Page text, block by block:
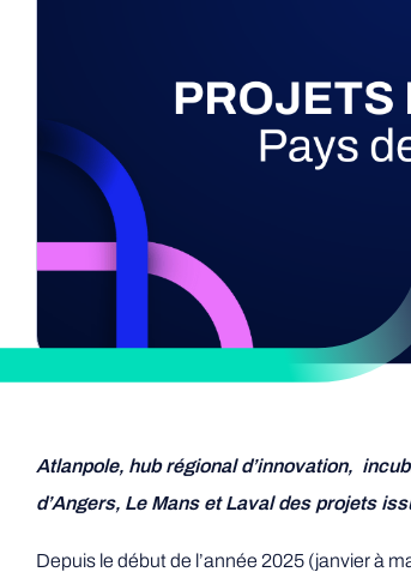
Atlanpole, hub régional d’innovation,
d’Angers, Le Mans et Laval des projets
Depuis le début de l’année 2025 (janvier à